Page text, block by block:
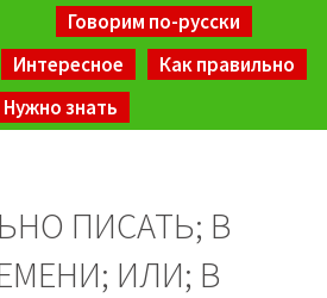
Говорим по-русски
Интересное
Как правильно
Нужно знать
ПИСАТЬ; В
ИЛИ; В